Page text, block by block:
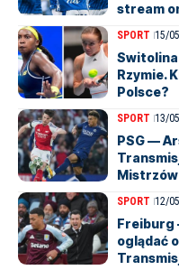
stream
SPORT 15/
Rzymie.
Polsce?
SPORT 13/
PSG —
SPORT 12/
Freiburg
oglądać